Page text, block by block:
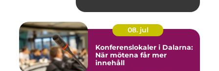
08. jul
Konferenslokaler i Dalarna:
När mötena får mer
innehåll